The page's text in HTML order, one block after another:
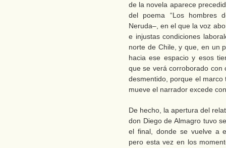
de la novela aparece
del poema “Los hombres
Neruda–, en el que la voz
e injustas condiciones
norte de Chile, y que, en un
hacia ese espacio y esos
que se verá corroborado con
desmentido, porque el
mueve el narrador excede
De hecho, la apertura del
don Diego de Almagro tuvo
el final, donde se vuelve a
pero esta vez en los